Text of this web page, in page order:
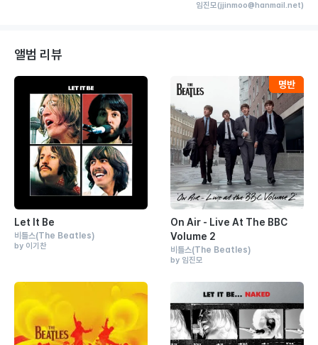
임진모(jjinmoo@hanmail.net)
앨범 리뷰
Let It Be
비틀스(The Beatles)
by 이기찬
On Air - Live At The BBC
Volume 2
비틀스(The Beatles)
by 임진모